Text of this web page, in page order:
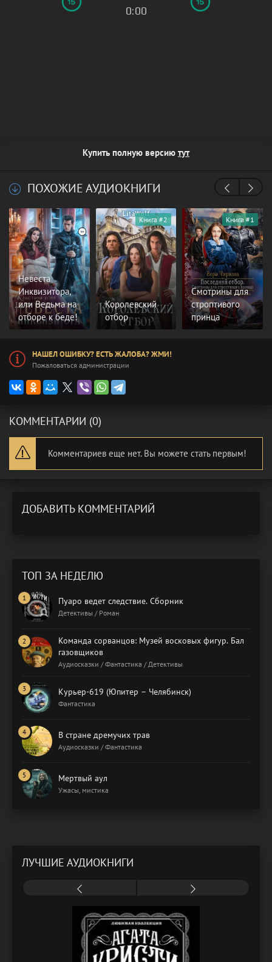
0:00
Купить полную версию тут
ПОХОЖИЕ АУДИОКНИГИ
Невеста
Инквизитора,
или Ведьма на
отборе к беде!
Королевский
отбор
Книга #2
Смотрины для
строптивого
принца
Книга #1
НАШЕЛ ОШИБКУ? ЕСТЬ ЖАЛОБА? ЖМИ!
Пожаловаться администрации
КОММЕНТАРИИ (0)
Комментариев еще нет. Вы можете стать первым!
ДОБАВИТЬ КОММЕНТАРИЙ
ТОП ЗА НЕДЕЛЮ
Пуаро ведет следствие. Сборник
Детективы / Роман
Команда сорванцов: Музей восковых фигур. Бал
газовщиков
Аудиосказки / Фантастика / Детективы
Курьер-619 (Юпитер – Челябинск)
Фантастика
В стране дремучих трав
Аудиосказки / Фантастика
Мертвый аул
Ужасы, мистика
ЛУЧШИЕ АУДИОКНИГИ